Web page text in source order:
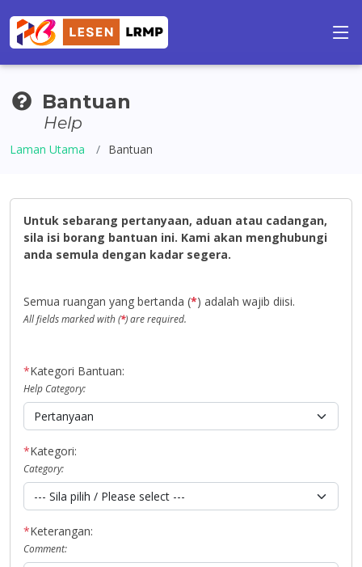
Bantuan
Help
Laman Utama Bantuan
Untuk sebarang pertanyaan, aduan atau cadangan,
sila isi borang bantuan ini. Kami akan menghubungi
anda semula dengan kadar segera.
Semua ruangan yang bertanda (*) adalah wajib diisi.
All fields marked with (*) are required.
*Kategori Bantuan:
Help Category:
*Kategori:
Category:
*Keterangan:
Comment: